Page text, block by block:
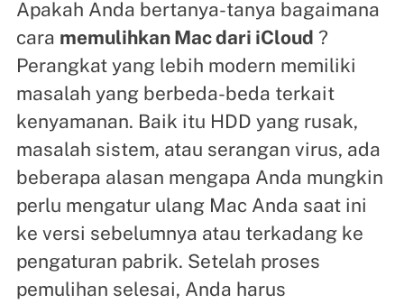
Apakah Anda bertanya-tanya bagaimana
cara memulihkan Mac dari iCloud ?
Perangkat yang lebih modern memiliki
masalah yang berbeda-beda terkait
kenyamanan. Baik itu HDD yang rusak,
masalah sistem, atau serangan virus, ada
beberapa alasan mengapa Anda mungkin
perlu mengatur ulang Mac Anda saat ini
ke versi sebelumnya atau terkadang ke
pengaturan pabrik. Setelah proses
pemulihan selesai, Anda harus